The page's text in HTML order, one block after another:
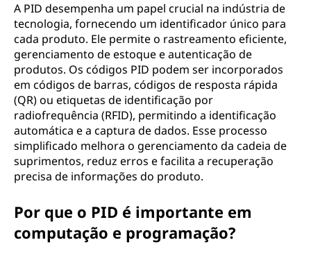
A PID desempenha um papel crucial na indústria de
tecnologia, fornecendo um identificador único para
cada produto. Ele permite o rastreamento eficiente,
gerenciamento de estoque e autenticação de
produtos. Os códigos PID podem ser incorporados
em códigos de barras, códigos de resposta rápida
(QR) ou etiquetas de identificação por
radiofrequência (RFID), permitindo a identificação
automática e a captura de dados. Esse processo
simplificado melhora o gerenciamento da cadeia de
suprimentos, reduz erros e facilita a recuperação
precisa de informações do produto.
Por que o PID é importante em
computação e programação?